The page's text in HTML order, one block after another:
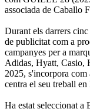
associada de Caballo
Durant els darrers
de publicitat com a
campanyes per a
Adidas, Hyatt, Casio,
2025, s'incorpora
centra el seu treball
Ha estat seleccionat a